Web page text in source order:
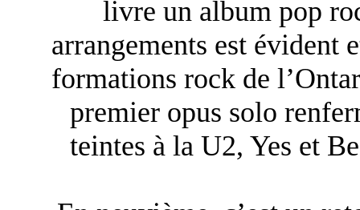
livre un album pop
arrangements est évident
formations rock de
premier opus solo
teintes à la U2, Yes et